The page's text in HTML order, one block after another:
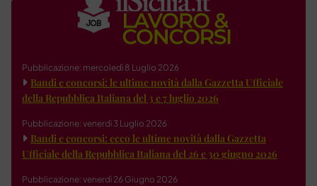
Pubblicazione: mercoledì 8 Luglio 2026
Bandi e concorsi: le ultime novità dalla Gazzetta Ufficiale
della Repubblica Italiana del 3 e 7 luglio 2026
Pubblicazione: venerdì 3 Luglio 2026
Bandi e concorsi: ecco le ultime novità dalla Gazzetta
Ufficiale della Repubblica Italiana del 26 e 30 giugno 2026
Pubblicazione: venerdì 26 Giugno 2026